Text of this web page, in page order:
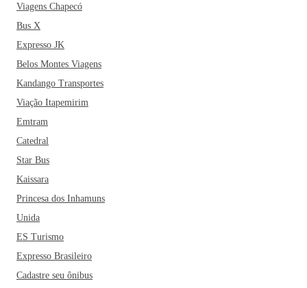
Viagens Chapecó
Bus X
Expresso JK
Belos Montes Viagens
Kandango Transportes
Viação Itapemirim
Emtram
Catedral
Star Bus
Kaissara
Princesa dos Inhamuns
Unida
ES Turismo
Expresso Brasileiro
Cadastre seu ônibus